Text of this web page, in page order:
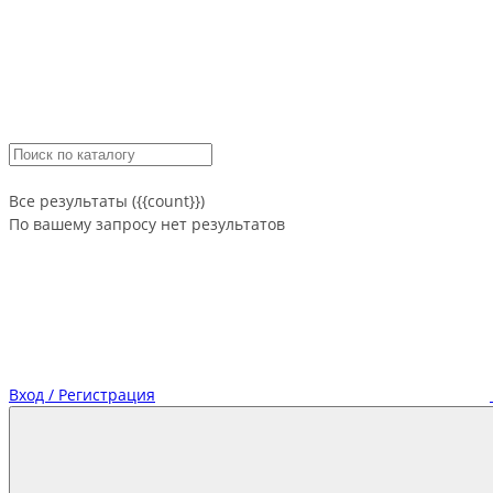
Все результаты ({{count}})
По вашему запросу нет результатов
Вход / Регистрация